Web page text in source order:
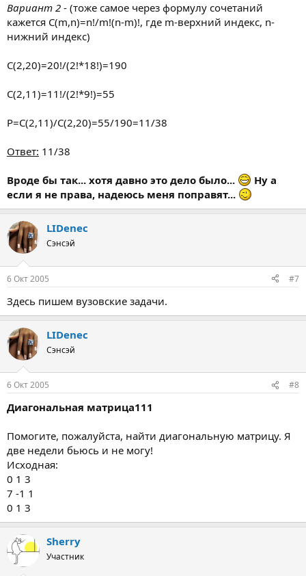
Вариант 2 - (тоже самое через формулу сочетаний
кажется С(m,n)=n!/m!(n-m)!, где m-верхний индекс, n-
нижний индекс)
C(2,20)=20!/(2!*18!)=190
С(2,11)=11!/(2!*9!)=55
Р=С(2,11)/С(2,20)=55/190=11/38
Ответ: 11/38
Вроде бы так... хотя давно это дело было...
Ну а
если я не права, надеюсь меня поправят...
LIDenec
Сэнсэй
6 Окт 2005 #7
Здесь пишем вузовские задачи.
LIDenec
Сэнсэй
6 Окт 2005 #8
Диагональная матрица111
Помогите, пожалуйста, найти диагональную матрицу. Я
две недели бьюсь и не могу!
Исходная:
0 1 3
7 -1 1
0 1 3
Sherry
Участник